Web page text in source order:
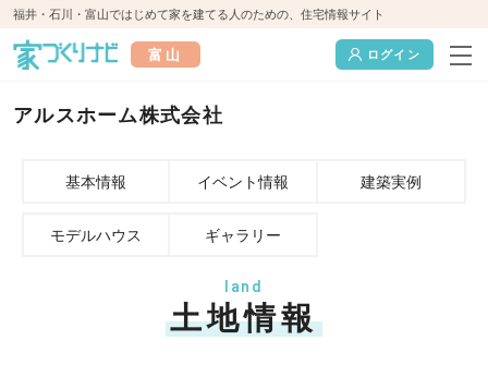
福井・石川・富山ではじめて家を建てる人のための、住宅情報サイト
富山 ログイン
アルスホーム株式会社
基本情報 イベント情報 建築実例
モデルハウス ギャラリー
land
土地情報